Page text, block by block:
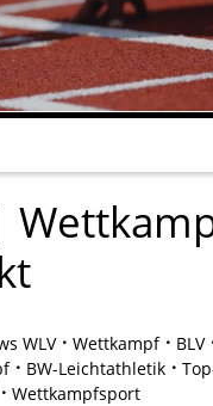
WLV Wettkampf BLV
BW-Leichtathletik
Wettkampfsport